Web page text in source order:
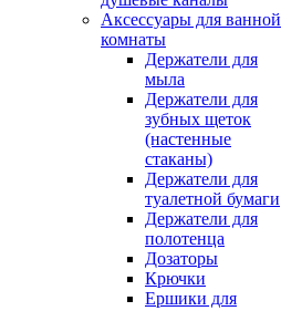
Аксессуары для ванной
комнаты
Держатели для
мыла
Держатели для
зубных щеток
(настенные
стаканы)
Держатели для
туалетной бумаги
Держатели для
полотенца
Дозаторы
Крючки
Ершики для